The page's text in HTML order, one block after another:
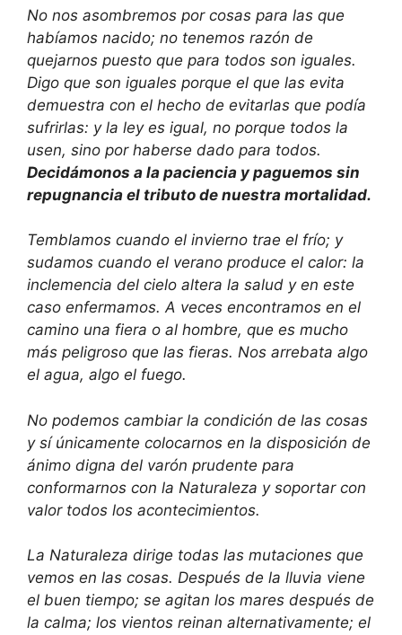
No nos asombremos por cosas para las que
habíamos nacido; no tenemos razón de
quejarnos puesto que para todos son iguales.
Digo que son iguales porque el que las evita
demuestra con el hecho de evitarlas que podía
sufrirlas: y la ley es igual, no porque todos la
usen, sino por haberse dado para todos.
Decidámonos a la paciencia y paguemos sin
repugnancia el tributo de nuestra mortalidad.
Temblamos cuando el invierno trae el frío; y
sudamos cuando el verano produce el calor: la
inclemencia del cielo altera la salud y en este
caso enfermamos. A veces encontramos en el
camino una fiera o al hombre, que es mucho
más peligroso que las fieras. Nos arrebata algo
el agua, algo el fuego.
No podemos cambiar la condición de las cosas
y sí únicamente colocarnos en la disposición de
ánimo digna del varón prudente para
conformarnos con la Naturaleza y soportar con
valor todos los acontecimientos.
La Naturaleza dirige todas las mutaciones que
vemos en las cosas. Después de la lluvia viene
el buen tiempo; se agitan los mares después de
la calma; los vientos reinan alternativamente; el